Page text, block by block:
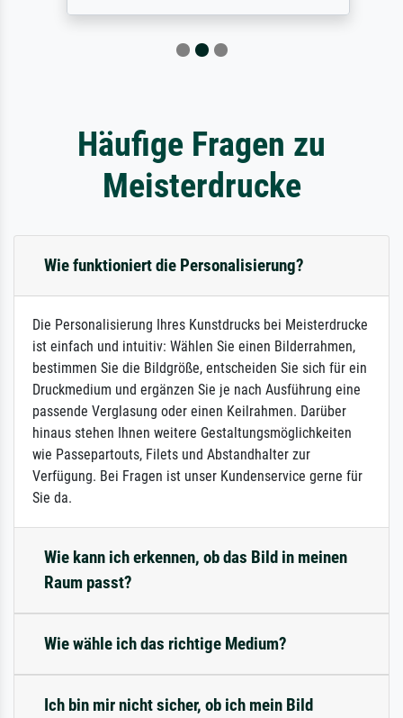
Häufige Fragen zu
Meisterdrucke
Wie funktioniert die Personalisierung?
Die Personalisierung Ihres Kunstdrucks bei Meisterdrucke
ist einfach und intuitiv: Wählen Sie einen Bilderrahmen,
bestimmen Sie die Bildgröße, entscheiden Sie sich für ein
Druckmedium und ergänzen Sie je nach Ausführung eine
passende Verglasung oder einen Keilrahmen. Darüber
hinaus stehen Ihnen weitere Gestaltungsmöglichkeiten
wie Passepartouts, Filets und Abstandhalter zur
Verfügung. Bei Fragen ist unser Kundenservice gerne für
Sie da.
Wie kann ich erkennen, ob das Bild in meinen
Raum passt?
Wie wähle ich das richtige Medium?
Ich bin mir nicht sicher, ob ich mein Bild